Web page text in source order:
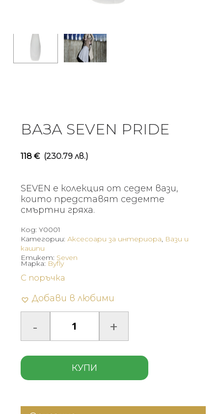
ВАЗА SEVEN PRIDE
118 € (230.79 лв.)
SEVEN е колекция от седем вази,
които представят седемте
смъртни гряха.
Код: Y0001
Категории: Аксесоари за интериора, Вази и
кашпи
Етикет: Seven
С поръчка
Добави в любими
КУПИ
Марка: Byfly